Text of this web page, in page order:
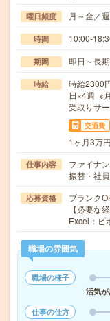
曜日頻度 月～金／
時間 10:00-
期間 即日～長
時給
時給2300
日×4週 ※
受取りサ
交通費
1ヶ月3万
仕事内容
ファイナ
振替・社
応募資格
ブランク
【必要な
Excel：ピ
職場の雰囲気
職場の様子
活気が
仕事の仕方